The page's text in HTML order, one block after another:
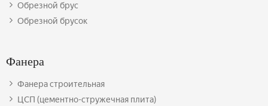
Обрезной брус
Обрезной брусок
Фанера
Фанера строительная
ЦСП (цементно-стружечная плита)